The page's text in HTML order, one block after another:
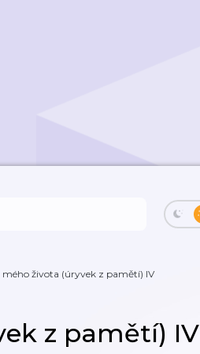
mého života (úryvek z pamětí) IV
z pamětí) IV